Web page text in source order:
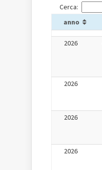
Cerca:
anno
2026
2026
2026
2026